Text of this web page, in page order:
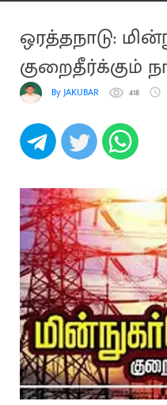
ஒரத்தநாடு:
குறைதீர்க்கும்
By JAKUBAR 418